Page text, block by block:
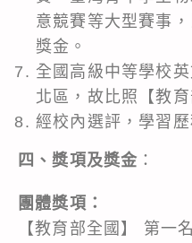
意競賽等大型賽事
獎金。
全國高級中等學校
北區，故比照【教
經校內選評，學習
四、獎項及獎金 ：
團體獎項：
【教育部全國】 第一